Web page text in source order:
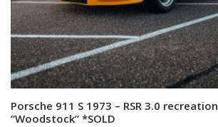
Read more
Porsche 911 S 1973 – RSR 3.0 recreation
“Woodstock” *SOLD